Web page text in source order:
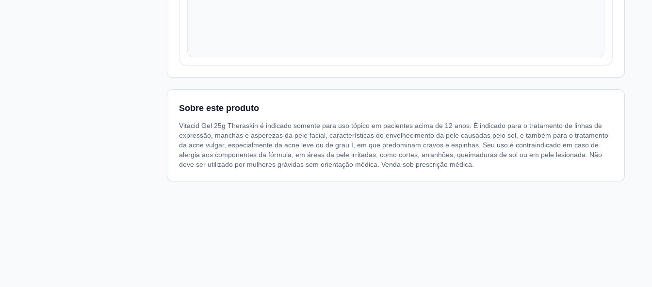
Sobre este produto
Vitacid Gel 25g Theraskin é indicado somente para uso tópico em pacientes acima de 12 anos. É indicado para o tratamento de linhas de
expressão, manchas e asperezas da pele facial, características do envelhecimento da pele causadas pelo sol, e também para o tratamento
da acne vulgar, especialmente da acne leve ou de grau I, em que predominam cravos e espinhas. Seu uso é contraindicado em caso de
alergia aos componentes da fórmula, em áreas da pele irritadas, como cortes, arranhões, queimaduras de sol ou em pele lesionada. Não
deve ser utilizado por mulheres grávidas sem orientação médica. Venda sob prescrição médica.